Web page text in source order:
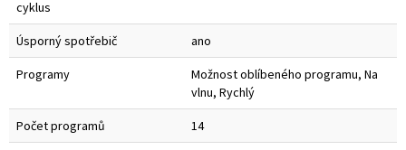
cyklus
Úsporný spotřebič ano
Programy
Možnost oblíbeného programu, Na
vlnu, Rychlý
Počet programů 14